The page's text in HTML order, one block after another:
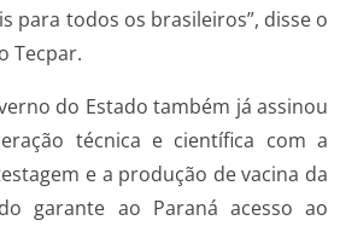
para todos os brasileiros”, disse o
Tecpar.
do Estado também já assinou
técnica e científica com a
e a produção de vacina da
garante ao Paraná acesso ao